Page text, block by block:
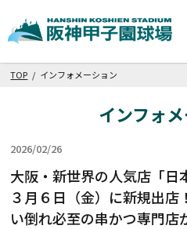
TOP / インフォメーション
インフォ
2026/02/26
大阪・新世界の人気店「日
３月６日（金）に新規出
い倒れ必至の串かつ専門店